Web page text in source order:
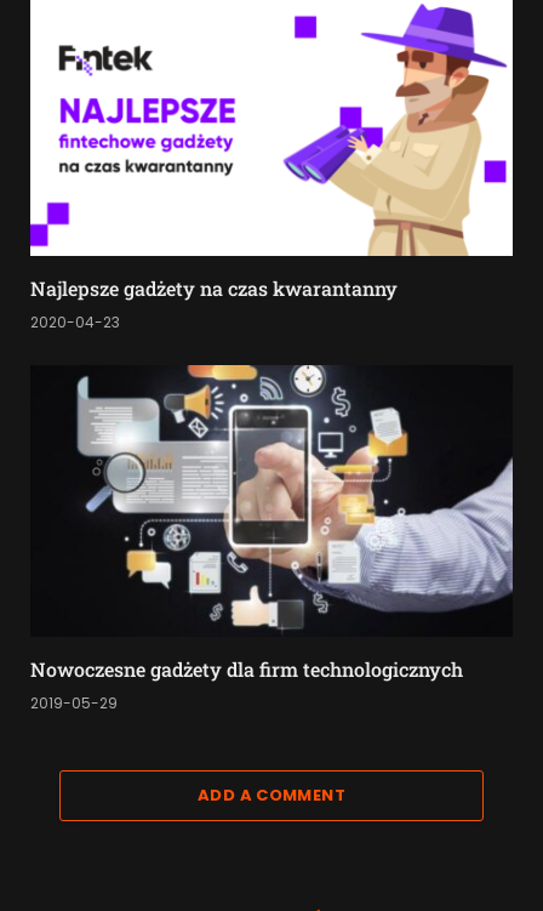
Najlepsze gadżety na czas kwarantanny
2020-04-23
Nowoczesne gadżety dla firm technologicznych
2019-05-29
ADD A COMMENT